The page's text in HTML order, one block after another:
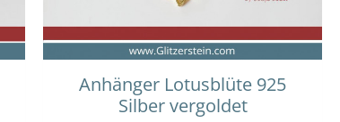
Anhänger Lotusblüte 925
Silber vergoldet